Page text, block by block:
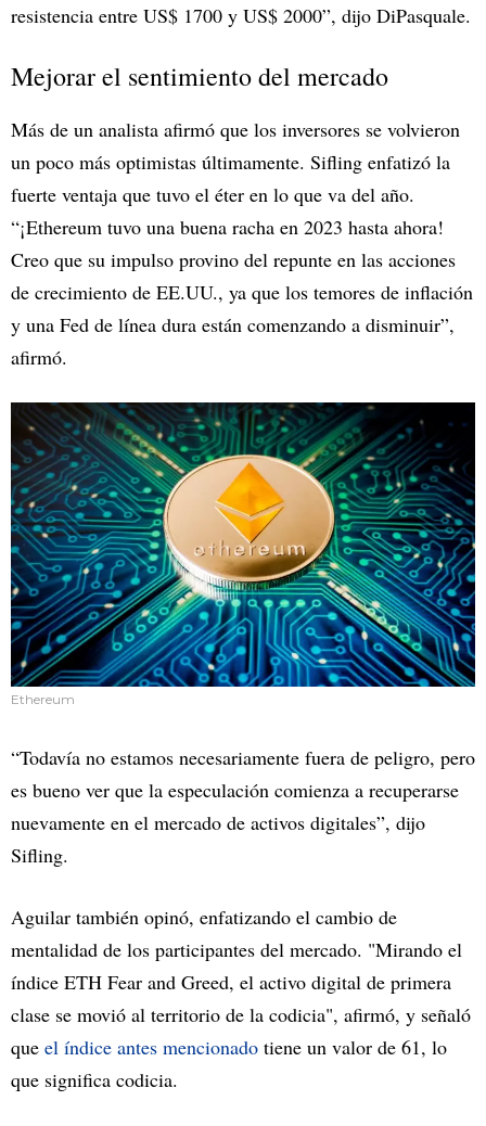
resistencia entre US$ 1700 y US$ 2000”, dijo DiPasquale.
Mejorar el sentimiento del mercado
Más de un analista afirmó que los inversores se volvieron
un poco más optimistas últimamente. Sifling enfatizó la
fuerte ventaja que tuvo el éter en lo que va del año.
“¡Ethereum tuvo una buena racha en 2023 hasta ahora!
Creo que su impulso provino del repunte en las acciones
de crecimiento de EE.UU., ya que los temores de inflación
y una Fed de línea dura están comenzando a disminuir”,
afirmó.
Ethereum
“Todavía no estamos necesariamente fuera de peligro, pero
es bueno ver que la especulación comienza a recuperarse
nuevamente en el mercado de activos digitales”, dijo
Sifling.
Aguilar también opinó, enfatizando el cambio de
mentalidad de los participantes del mercado. "Mirando el
índice ETH Fear and Greed, el activo digital de primera
clase se movió al territorio de la codicia", afirmó, y señaló
que el índice antes mencionado tiene un valor de 61, lo
que significa codicia.